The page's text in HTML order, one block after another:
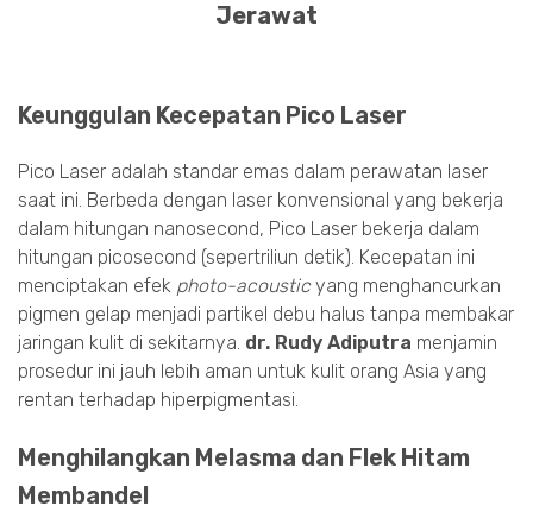
Jerawat
Keunggulan Kecepatan Pico Laser
Pico Laser adalah standar emas dalam perawatan laser
saat ini. Berbeda dengan laser konvensional yang bekerja
dalam hitungan nanosecond, Pico Laser bekerja dalam
hitungan picosecond (sepertriliun detik). Kecepatan ini
menciptakan efek photo-acousticyang menghancurkan
pigmen gelap menjadi partikel debu halus tanpa membakar
jaringan kulit di sekitarnya. dr. Rudy Adiputra menjamin
prosedur ini jauh lebih aman untuk kulit orang Asia yang
rentan terhadap hiperpigmentasi.
Menghilangkan Melasma dan Flek Hitam
Membandel